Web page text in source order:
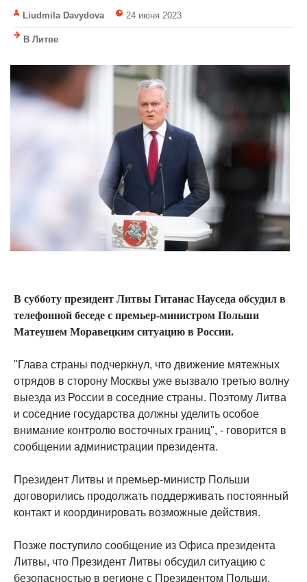
Liudmila Davydova 24 июня 2023
В Литве
В субботу президент Литвы Гитанас Науседа обсудил в
телефонной беседе с премьер-министром Польши
Матеушем Моравецким ситуацию в России.
"Глава страны подчеркнул, что движение мятежных
отрядов в сторону Москвы уже вызвало третью волну
выезда из России в соседние страны. Поэтому Литва
и соседние государства должны уделить особое
внимание контролю восточных границ", - говорится в
сообщении администрации президента.
Президент Литвы и премьер-министр Польши
договорились продолжать поддерживать постоянный
контакт и координировать возможные действия.
Позже поступило сообщение из Офиса президента
Литвы, что Президент Литвы обсудил ситуацию с
безопасностью в регионе с Президентом Польши.